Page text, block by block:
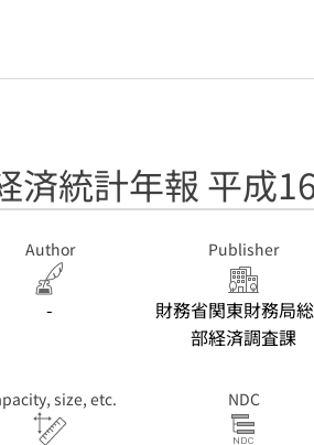
済統計年報 平成
Author
-
Publisher
財務省関東財務局
部経済調査課
size, etc. NDC